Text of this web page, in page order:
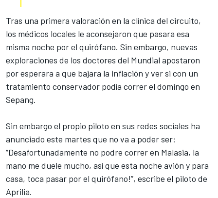
Tras una primera valoración en la clínica del circuito,
los médicos locales le aconsejaron que pasara esa
misma noche por el quirófano. Sin embargo, nuevas
exploraciones de los doctores del Mundial apostaron
por esperara a que bajara la inflación y ver si con un
tratamiento conservador podía correr el domingo en
Sepang.
Sin embargo el propio piloto en sus redes sociales ha
anunciado este martes que no va a poder ser:
“Desafortunadamente no podre correr en Malasia, la
mano me duele mucho, así que esta noche avión y para
casa, toca pasar por el quirófano!”, escribe el piloto de
Aprilia.